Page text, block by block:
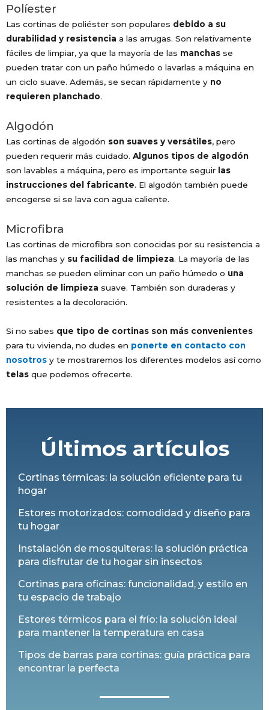
Políester
Las cortinas de poliéster son populares debido a su
durabilidad y resistencia a las arrugas. Son relativamente
fáciles de limpiar, ya que la mayoría de las manchas se
pueden tratar con un paño húmedo o lavarlas a máquina en
un ciclo suave. Además, se secan rápidamente y no
requieren planchado.
Algodón
Las cortinas de algodón son suaves y versátiles, pero
pueden requerir más cuidado. Algunos tipos de algodón
son lavables a máquina, pero es importante seguir las
instrucciones del fabricante. El algodón también puede
encogerse si se lava con agua caliente.
Microfibra
Las cortinas de microfibra son conocidas por su resistencia a
las manchas y su facilidad de limpieza. La mayoría de las
manchas se pueden eliminar con un paño húmedo o una
solución de limpieza suave. También son duraderas y
resistentes a la decoloración.
Si no sabes que tipo de cortinas son más convenientes
para tu vivienda, no dudes en ponerte en contacto con
nosotros y te mostraremos los diferentes modelos así como
telas que podemos ofrecerte.
Últimos artículos
Cortinas térmicas: la solución eficiente para tu
hogar
Estores motorizados: comodidad y diseño para
tu hogar
Instalación de mosquiteras: la solución práctica
para disfrutar de tu hogar sin insectos
Cortinas para oficinas: funcionalidad, y estilo en
tu espacio de trabajo
Estores térmicos para el frío: la solución ideal
para mantener la temperatura en casa
Tipos de barras para cortinas: guía práctica para
encontrar la perfecta